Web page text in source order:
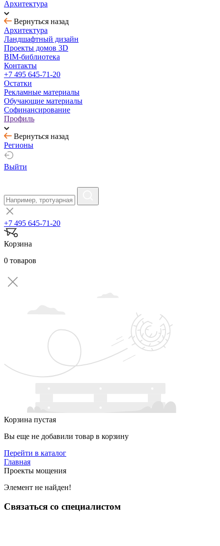
Архитектура
Вернуться назад
Архитектура
Ландшафтный дизайн
Проекты домов 3D
BIM-библиотека
Контакты
+7 495 645-71-20
Остатки
Рекламные материалы
Обучающие материалы
Софинансирование
Профиль
Вернуться назад
Регионы
Выйти
+7 495 645-71-20
Корзина
0 товаров
Корзина пустая
Вы еще не добавили товар в корзину
Перейти в каталог
Главная
Проекты мощения
Элемент не найден!
Связаться со специалистом